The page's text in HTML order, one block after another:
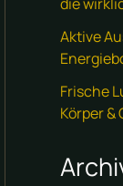
Aktive
Frische
Körper &